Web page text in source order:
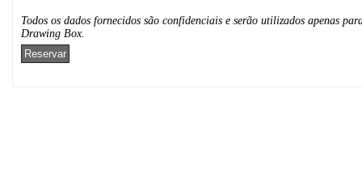
Todos os dados fornecidos são confidenciais e serão utilizados apenas
Drawing Box.